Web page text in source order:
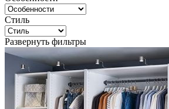
Стиль
Развернуть фильтры